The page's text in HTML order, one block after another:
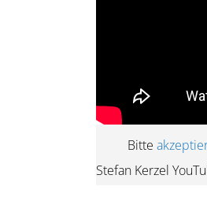
Bitte
Stefan Kerzel